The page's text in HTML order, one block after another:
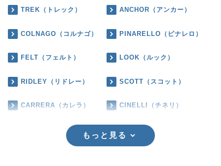
TREK（トレック） ANCHOR（アンカー）
COLNAGO（コルナゴ） PINARELLO（ピナレロ）
FELT（フェルト） LOOK（ルック）
RIDLEY（リドレー） SCOTT（スコット）
CARRERA（カレラ） CINELLI（チネリ）
もっと見る